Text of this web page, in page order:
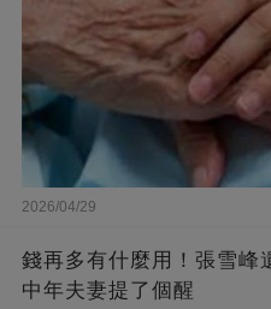
2026/04/29
錢再多有什麼用！張雪峰
中年夫妻提了個醒